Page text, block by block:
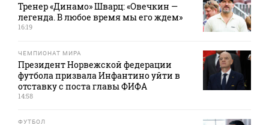
Тренер «Динамо» Шварц: «Овечкин —
легенда. В любое время мы его ждем»
16:19
ЧЕМПИОНАТ МИРА
Президент Норвежской федерации
футбола призвала Инфантино уйти в
отставку с поста главы ФИФА
14:58
ФУТБОЛ